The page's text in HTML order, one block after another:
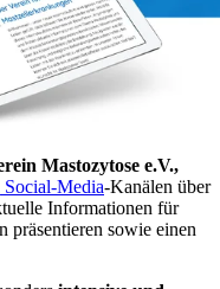
Mastozytose e.V.,
Social-Media-Kanälen über
Informationen für
sowie einen